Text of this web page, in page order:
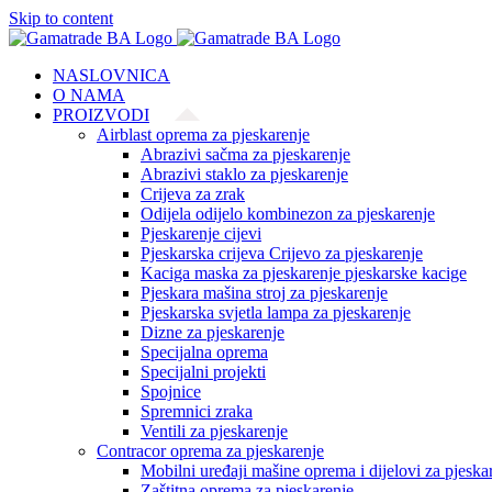
Skip to content
NASLOVNICA
O NAMA
PROIZVODI
Airblast oprema za pjeskarenje
Abrazivi sačma za pjeskarenje
Abrazivi staklo za pjeskarenje
Crijeva za zrak
Odijela odijelo kombinezon za pjeskarenje
Pjeskarenje cijevi
Pjeskarska crijeva Crijevo za pjeskarenje
Kaciga maska za pjeskarenje pjeskarske kacige
Pjeskara mašina stroj za pjeskarenje
Pjeskarska svjetla lampa za pjeskarenje
Dizne za pjeskarenje
Specijalna oprema
Specijalni projekti
Spojnice
Spremnici zraka
Ventili za pjeskarenje
Contracor oprema za pjeskarenje
Mobilni uređaji mašine oprema i dijelovi za